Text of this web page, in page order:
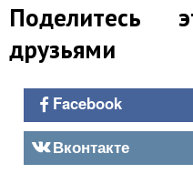
Поделитесь
друзьями
Facebook
Вконтакте